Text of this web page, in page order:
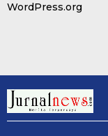
WordPress.org